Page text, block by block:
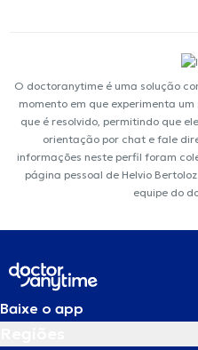
O doctoranytime é uma solução
momento em que experimenta
que é resolvido, permitindo que
orientação por chat e fale
informações neste perfil foram
página pessoal de Helvio
equipe do
Baixe o app